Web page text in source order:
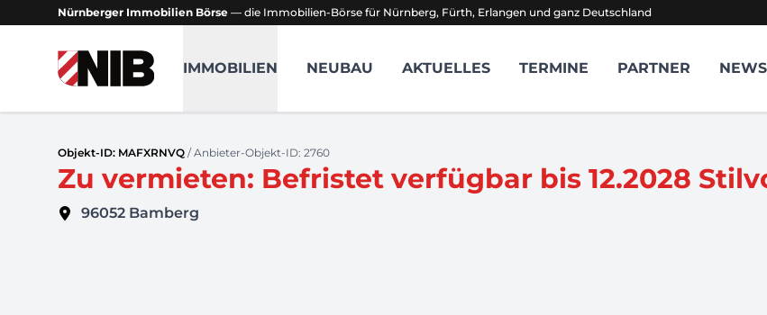
Nürnberger Immobilien Börse — die Immobilien-Börse für Nürnberg, Fürth, Erlangen und ganz Deutschland
NIB - Nürnberger Immobilien Börse
IMMOBILIEN NEUBAU AKTUELLES TERMINE PARTNER
Objekt-ID: MAFXRNVQ / Anbieter-Objekt-ID: 2760
Zu vermieten: Befristet verfügbar bis 12.2028
96052 Bamberg